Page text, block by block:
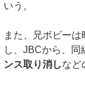
いう。
また、兄ボビー
し、JBCから、同
ンス取り消しなど